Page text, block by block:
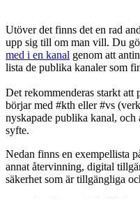
Utöver det finns det en rad
upp sig till om man vill. Du
med i en kanal genom att
lista de publika kanaler som
Det rekommenderas starkt
börjar med #kth eller #vs
nyskapade publika kanal,
syfte.
Nedan finns en exempellista
annat återvinning, digital
säkerhet som är tillgängliga